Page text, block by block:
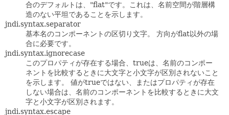
合のデフォルトは、"flat"です。これは、名前空間が階層構
造のない平坦であることを示します。
jndi.syntax.separator
基本名のコンポーネントの区切り文字。
方向がflat以外の場
合に必要です。
jndi.syntax.ignorecase
このプロパティが存在する場合、trueは、名前のコンポー
ネントを比較するときに大文字と小文字が区別されないこと
を示します。
値がtrueではない、またはプロパティが存在
しない場合は、名前のコンポーネントを比較するときに大文
字と小文字が区別されます。
jndi.syntax.escape